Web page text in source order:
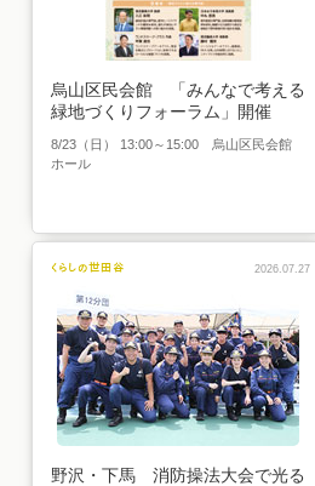
烏山区民会館 「みんなで考える
緑地づくりフォーラム」開催
8/23（日） 13:00～15:00 烏山区民会館
ホール
2026.07.27
野沢・下馬 消防操法大会で光る